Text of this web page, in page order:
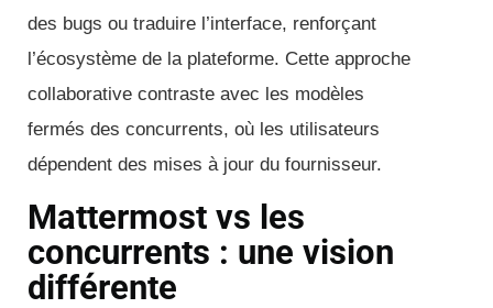
des bugs ou traduire l’interface, renforçant
l’écosystème de la plateforme. Cette approche
collaborative contraste avec les modèles
fermés des concurrents, où les utilisateurs
dépendent des mises à jour du fournisseur.
Mattermost vs les
concurrents : une vision
différente